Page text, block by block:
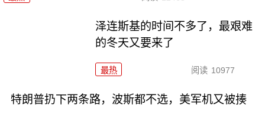
泽连斯基的时间不多了，最艰难
的冬天又要来了
最热 阅读 10977
特朗普扔下两条路，波斯都不选，美军机又被揍